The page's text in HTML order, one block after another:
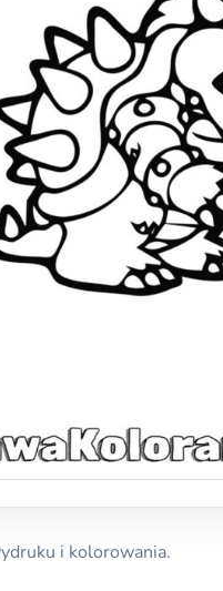
i kolorowania.